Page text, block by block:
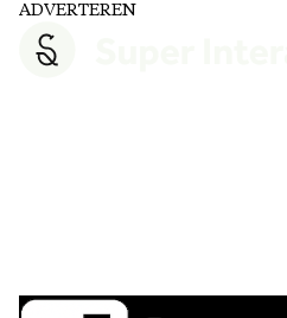
ADVERTEREN